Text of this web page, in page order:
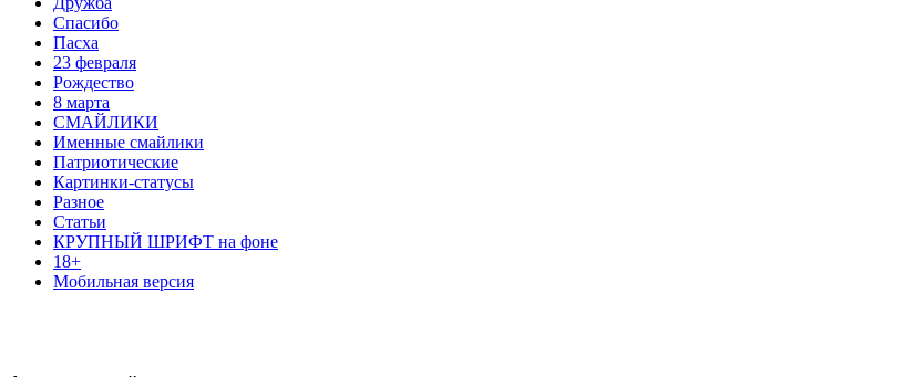
Спасибо
Пасха
23 февраля
Рождество
8 марта
СМАЙЛИКИ
Именные смайлики
Патриотические
Картинки-статусы
Разное
Cтатьи
КРУПНЫЙ ШРИФТ на фоне
18+
Мобильная версия